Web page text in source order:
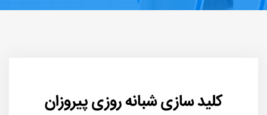
کلید سازی شبانه روزی پیروزان